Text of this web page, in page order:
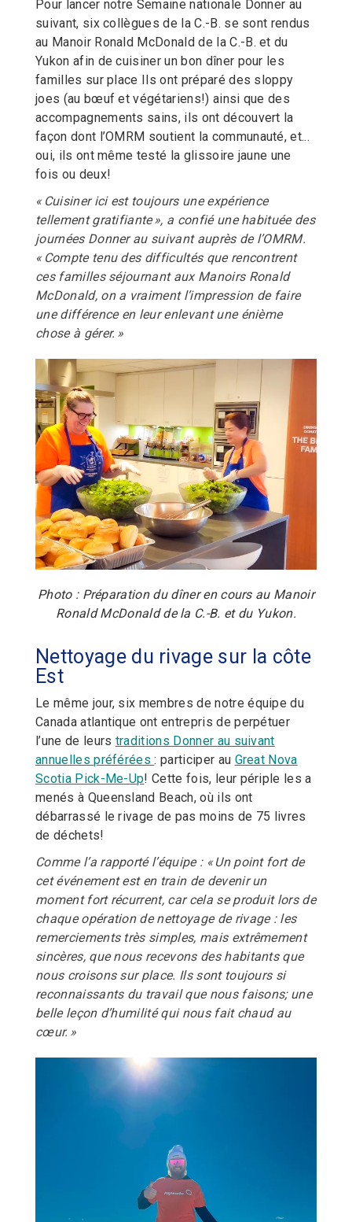
Pour lancer notre Semaine nationale Donner au
suivant, six collègues de la C.-B. se sont rendus
au Manoir Ronald McDonald de la C.-B. et du
Yukon afin de cuisiner un bon dîner pour les
familles sur place Ils ont préparé des sloppy
joes (au bœuf et végétariens!) ainsi que des
accompagnements sains, ils ont découvert la
façon dont l’OMRM soutient la communauté, et...
oui, ils ont même testé la glissoire jaune une
fois ou deux!
« Cuisiner ici est toujours une expérience
tellement gratifiante », a confié une habituée des
journées Donner au suivant auprès de l’OMRM.
« Compte tenu des difficultés que rencontrent
ces familles séjournant aux Manoirs Ronald
McDonald, on a vraiment l’impression de faire
une différence en leur enlevant une énième
chose à gérer. »
Photo : Préparation du dîner en cours au Manoir
Ronald McDonald de la C.-B. et du Yukon.
Nettoyage du rivage sur la côte
Est
Le même jour, six membres de notre équipe du
Canada atlantique ont entrepris de perpétuer
l’une de leurs traditions Donner au suivant
annuelles préférées: participer au Great Nova
Scotia Pick-Me-Up! Cette fois, leur périple les a
menés à Queensland Beach, où ils ont
débarrassé le rivage de pas moins de 75 livres
de déchets!
Comme l’a rapporté l’équipe : « Un point fort de
cet événement est en train de devenir un
moment fort récurrent, car cela se produit lors de
chaque opération de nettoyage de rivage : les
remerciements très simples, mais extrêmement
sincères, que nous recevons des habitants que
nous croisons sur place. Ils sont toujours si
reconnaissants du travail que nous faisons; une
belle leçon d’humilité qui nous fait chaud au
cœur. »